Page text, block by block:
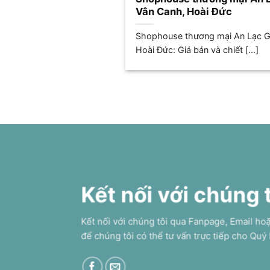
Vân Canh, Hoài Đức
Shophouse thương mại An Lạc
Hoài Đức: Giá bán và chiết [...]
Kết nối với chúng
Kết nối với chúng tôi qua Fanpage, Email
để chúng tôi có thể tư vấn trực tiếp cho Quý